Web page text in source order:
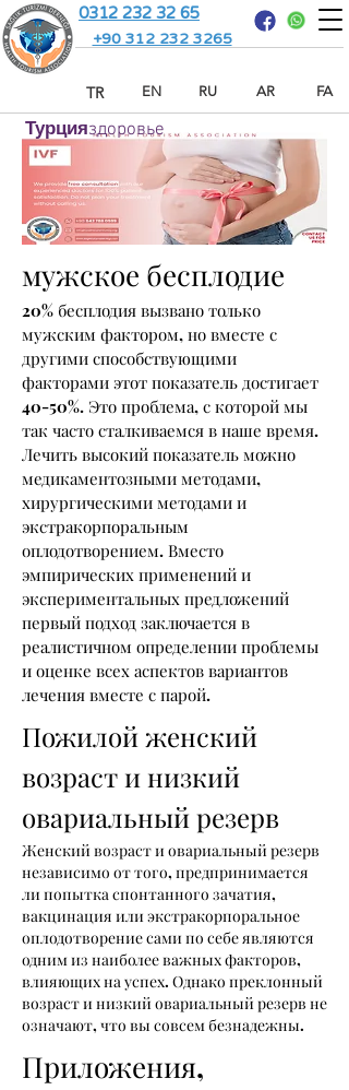
0312 232 32 65
Турцияздоровье
TR EN RU AR FA
+90 312 232 3265
мужское бесплодие
20% бесплодия вызвано только
мужским фактором, но вместе с
другими способствующими
факторами этот показатель достигает
40-50%. Это проблема, с которой мы
так часто сталкиваемся в наше время.
Лечить высокий показатель можно
медикаментозными методами,
хирургическими методами и
экстракорпоральным
оплодотворением. Вместо
эмпирических применений и
экспериментальных предложений
первый подход заключается в
реалистичном определении проблемы
и оценке всех аспектов вариантов
лечения вместе с парой.
Пожилой женский
возраст и низкий
овариальный резерв
Женский возраст и овариальный резерв
независимо от того, предпринимается
ли попытка спонтанного зачатия,
вакцинация или экстракорпоральное
оплодотворение сами по себе являются
одним из наиболее важных факторов,
влияющих на успех. Однако преклонный
возраст и низкий овариальный резерв не
означают, что вы совсем безнадежны.
Приложения,